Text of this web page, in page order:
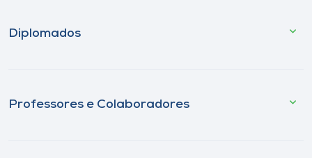
Diplomados
Professores e Colaboradores